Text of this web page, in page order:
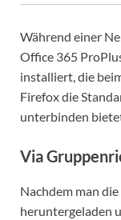
Während einer
Office 365
installiert, die
Firefox die
unterbinden
Via
Nachdem man
heruntergeladen